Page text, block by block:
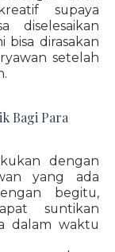
supaya
diselesaikan
bisa dirasakan
setelah
Bagi Para
dengan
yang ada
begitu,
suntikan
dalam waktu